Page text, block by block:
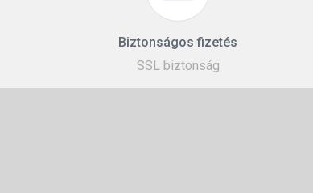
Biztonságos fizetés
SSL biztonság